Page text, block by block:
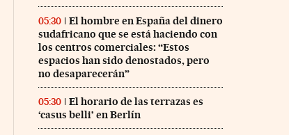
05:30
El hombre en España del dinero
sudafricano que se está haciendo con
los centros comerciales: “Estos
espacios han sido denostados, pero
no desaparecerán”
05:30
El horario de las terrazas es
‘casus belli’ en Berlín